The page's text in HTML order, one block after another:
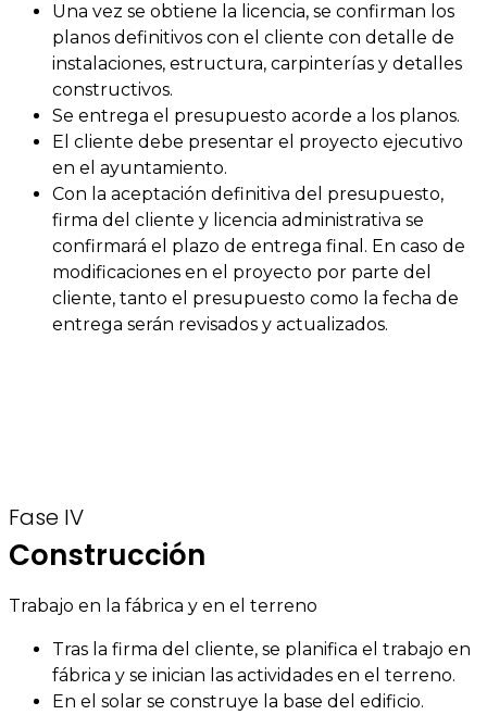
Una vez se obtiene la licencia, se confirman los
planos definitivos con el cliente con detalle de
instalaciones, estructura, carpinterías y detalles
constructivos.
Se entrega el presupuesto acorde a los planos.
El cliente debe presentar el proyecto ejecutivo
en el ayuntamiento.
Con la aceptación definitiva del presupuesto,
firma del cliente y licencia administrativa se
confirmará el plazo de entrega final. En caso de
modificaciones en el proyecto por parte del
cliente, tanto el presupuesto como la fecha de
entrega serán revisados y actualizados.
Fase IV
Construcción
Trabajo en la fábrica y en el terreno
Tras la firma del cliente, se planifica el trabajo en
fábrica y se inician las actividades en el terreno.
En el solar se construye la base del edificio.